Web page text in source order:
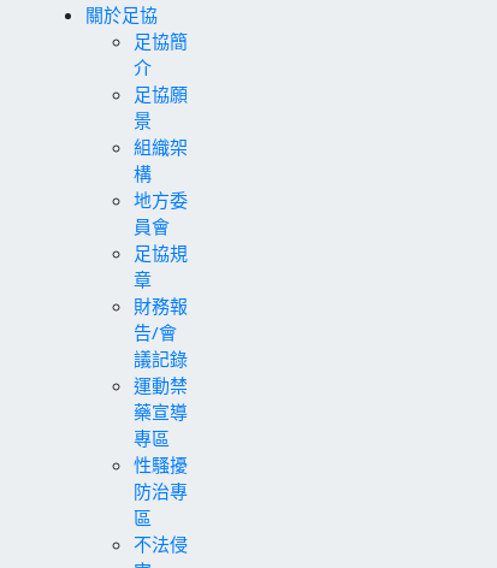
關於足協
足協簡
介
足協願
景
組織架
構
地方委
員會
足協規
章
財務報
告/會
議記錄
運動禁
藥宣導
專區
性騷擾
防治專
區
不法侵